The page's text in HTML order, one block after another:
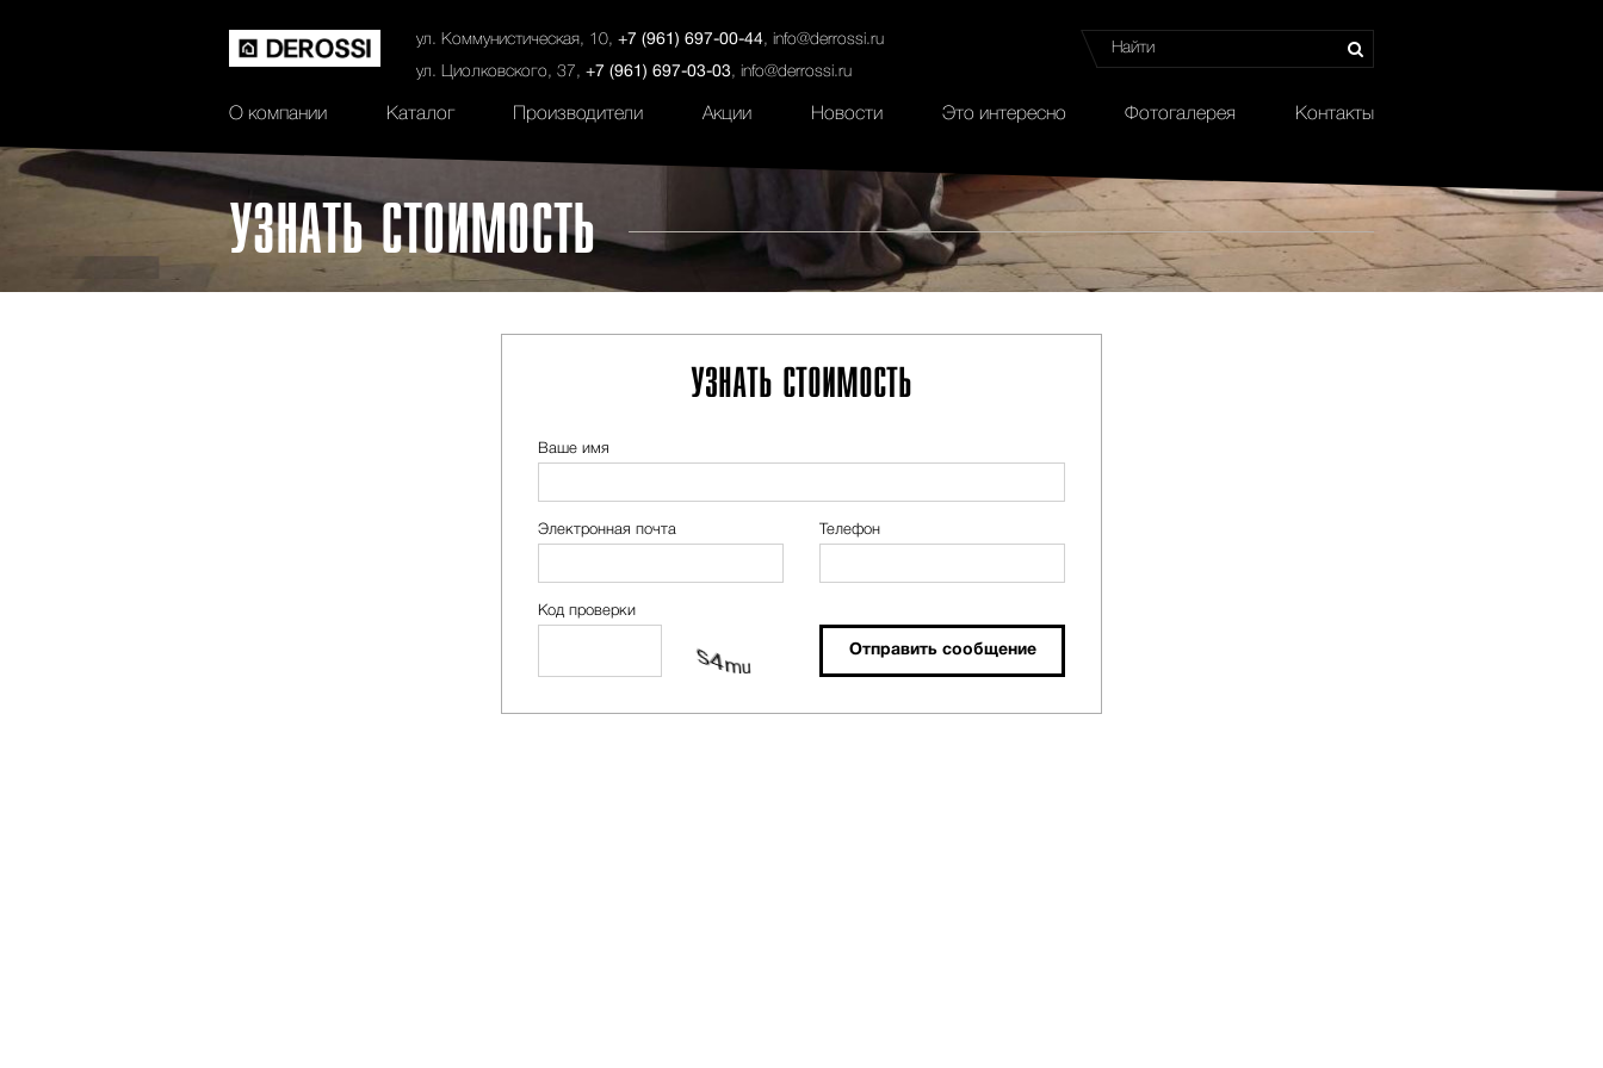
ул. Коммунистическая, 10, +7 (961) 697-00-44, info@derrossi.ru
ул. Циолковского, 37, +7 (961) 697-03-03, info@derrossi.ru
О компании
История Сертификаты Контакты Салоны Услуги Наши проекты
Каталог Производители Акции Новости Это интересно Фотогалерея Контакты
УЗНАТЬ СТОИМОСТЬ
УЗНАТЬ СТОИМОСТЬ
Ваше имя
Электронная почта Телефон
Код проверки
Отправить сообщение